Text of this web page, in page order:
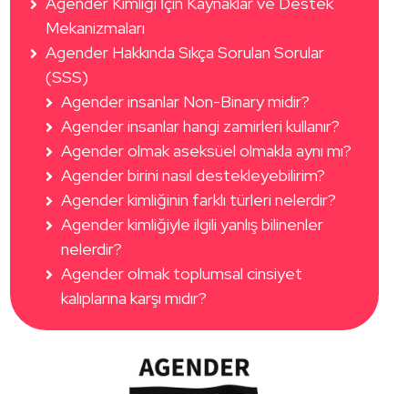
Mekanizmaları
Agender Hakkında Sıkça Sorulan Sorular
(SSS)
Agender insanlar Non-Binary midir?
Agender insanlar hangi zamirleri kullanır?
Agender olmak aseksüel olmakla aynı mı?
Agender birini nasıl destekleyebilirim?
Agender kimliğinin farklı türleri nelerdir?
Agender kimliğiyle ilgili yanlış bilinenler
nelerdir?
Agender olmak toplumsal cinsiyet
kalıplarına karşı mıdır?